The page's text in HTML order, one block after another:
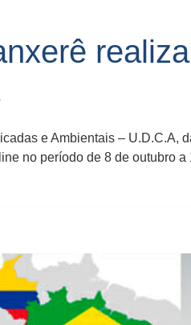
e Ambientais – U.D.C.A,
no período de 8 de outubro